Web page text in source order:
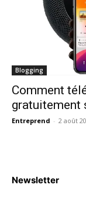
Blogging
Comment
gratuitement
Entreprend - 2 août
Newsletter